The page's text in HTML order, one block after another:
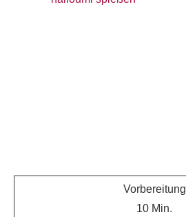
Vorbereitung
10 Min.